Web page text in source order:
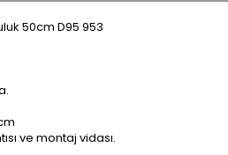
50cm D95 953
ve montaj vidası.